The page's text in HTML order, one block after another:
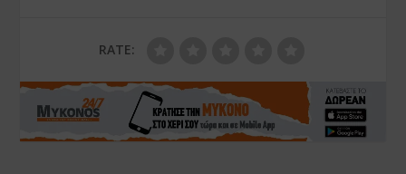
RATE: